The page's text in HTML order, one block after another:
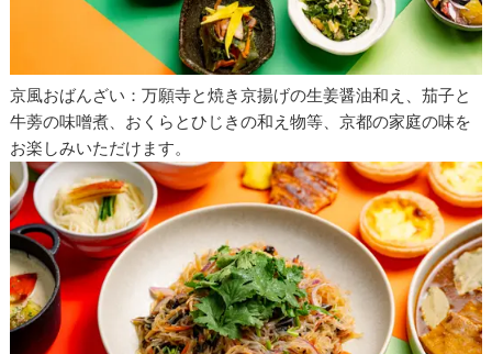
京風おばんざい：万願寺と焼き京揚げの生姜醤油和え、茄子と
牛蒡の味噌煮、おくらとひじきの和え物等、京都の家庭の味を
お楽しみいただけます。